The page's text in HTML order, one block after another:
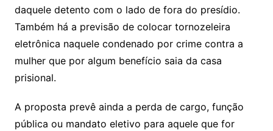
daquele detento com o lado de fora do presídio.
Também há a previsão de colocar tornozeleira
eletrônica naquele condenado por crime contra a
mulher que por algum benefício saia da casa
prisional.
A proposta prevê ainda a perda de cargo, função
pública ou mandato eletivo para aquele que for